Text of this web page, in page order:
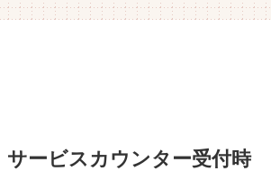
サービスカウンター受付時